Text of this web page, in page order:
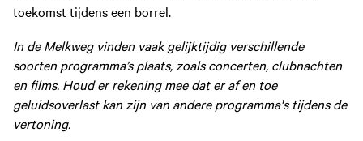
toekomst tijdens een borrel.
In de Melkweg vinden vaak gelijktijdig verschillende
soorten programma’s plaats, zoals concerten, clubnachten
en films. Houd er rekening mee dat er af en toe
geluidsoverlast kan zijn van andere programma's tijdens de
vertoning.